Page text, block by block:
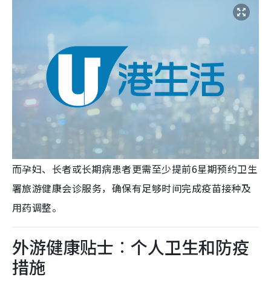
而孕妇、长者或长期病患者更需至少提前6星期预约卫生
署旅游健康会诊服务，确保有足够时间完成疫苗接种及
用药调整。
外游健康贴士︰个人卫生和防疫
措施